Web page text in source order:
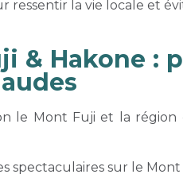
ressentir la vie locale et
& Hakone :
le Mont Fuji et la
spectaculaires sur le